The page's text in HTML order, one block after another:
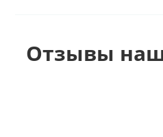
Отзывы